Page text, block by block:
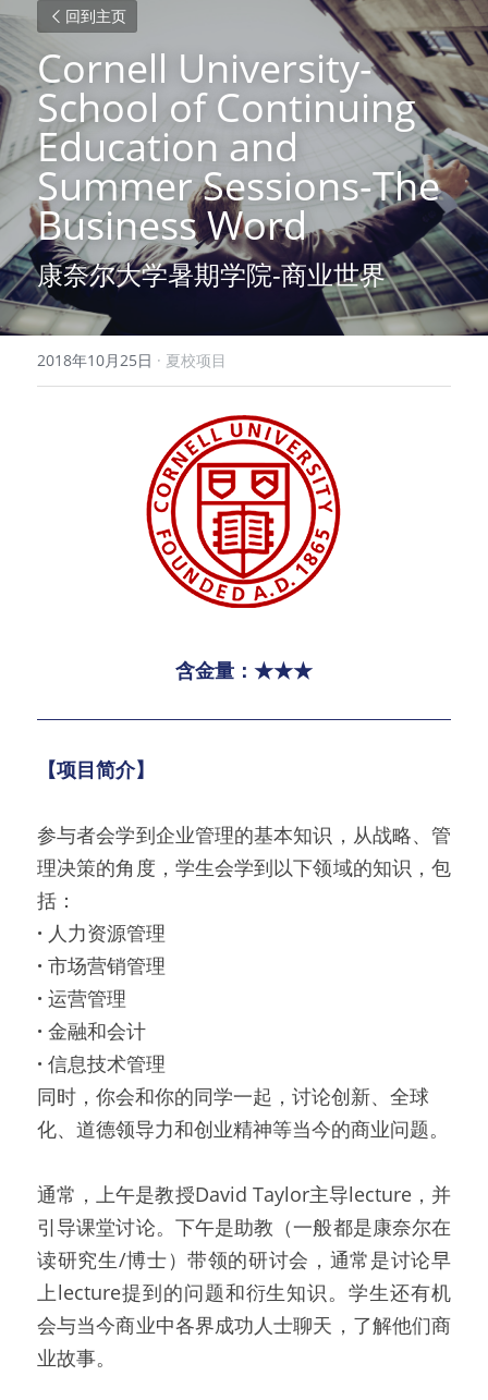
回到主页
Cornell University-
School of Continuing
Education and
Summer Sessions-The
Business Word
康奈尔大学暑期学院-商业世界
2018年10月25日 · 夏校项目
含金量：★★★
【项目简介】
参与者会学到企业管理的基本知识，从战略、管
理决策的角度，学生会学到以下领域的知识，包
括：
· 人力资源管理
· 市场营销管理
· 运营管理
· 金融和会计
· 信息技术管理
同时，你会和你的同学一起，讨论创新、全球
化、道德领导力和创业精神等当今的商业问题。
通常，上午是教授David Taylor主导lecture，并
引导课堂讨论。下午是助教（一般都是康奈尔在
读研究生/博士）带领的研讨会，通常是讨论早
上lecture提到的问题和衍生知识。学生还有机
会与当今商业中各界成功人士聊天，了解他们商
业故事。